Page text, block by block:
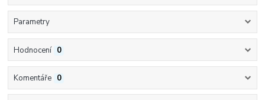
Parametry
Hodnocení 0
Komentáře 0